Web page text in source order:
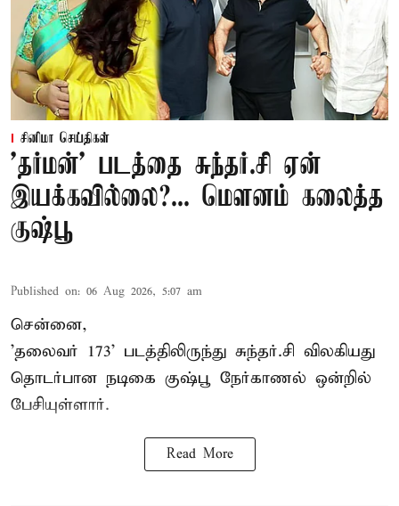
சினிமா செய்திகள்
'தர்மன்' படத்தை சுந்தர்.சி ஏன்
இயக்கவில்லை?... மௌனம் கலைத்த
குஷ்பூ
Published on: 06 Aug 2026, 5:07 am
சென்னை,
'தலைவர் 173' படத்திலிருந்து சுந்தர்.சி விலகியது
தொடர்பான நடிகை குஷ்பூ நேர்காணல் ஒன்றில்
பேசியுள்ளார்.
Read More